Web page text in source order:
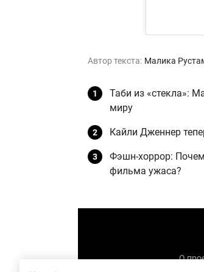
Автор текста: Малика
Таби из «стекла»:
миру
Кайли Дженнер
Фэшн-хоррор:
фильма ужаса?
О